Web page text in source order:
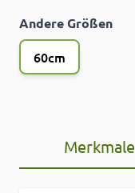
Andere Größen
60cm
Merkmale